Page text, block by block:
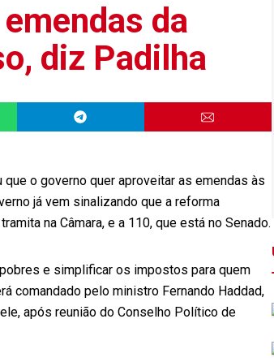
da
diz Padilha
o governo quer aproveitar as emendas às
já vem sinalizando que a reforma
na Câmara, e a 110, que está no Senado.
e simplificar os impostos para quem
comandado pelo ministro Fernando Haddad,
após reunião do Conselho Político de